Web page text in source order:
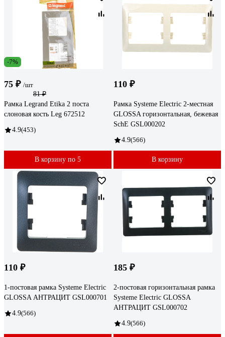
-7%
75 ₽ /шт
81 ₽
Рамка Legrand Etika 2 поста
слоновая кость Leg 672512
4.9(453)
В корзину по 5
110 ₽
Рамка Systeme Electric 2-местная
GLOSSA горизонтальная, бежевая
SchE GSL000202
4.9(566)
В корзину
110 ₽
1-постовая рамка Systeme Electric
GLOSSA АНТРАЦИТ GSL000701
4.9(566)
185 ₽
2-постовая горизонтальная рамка
Systeme Electric GLOSSA
АНТРАЦИТ GSL000702
4.9(566)